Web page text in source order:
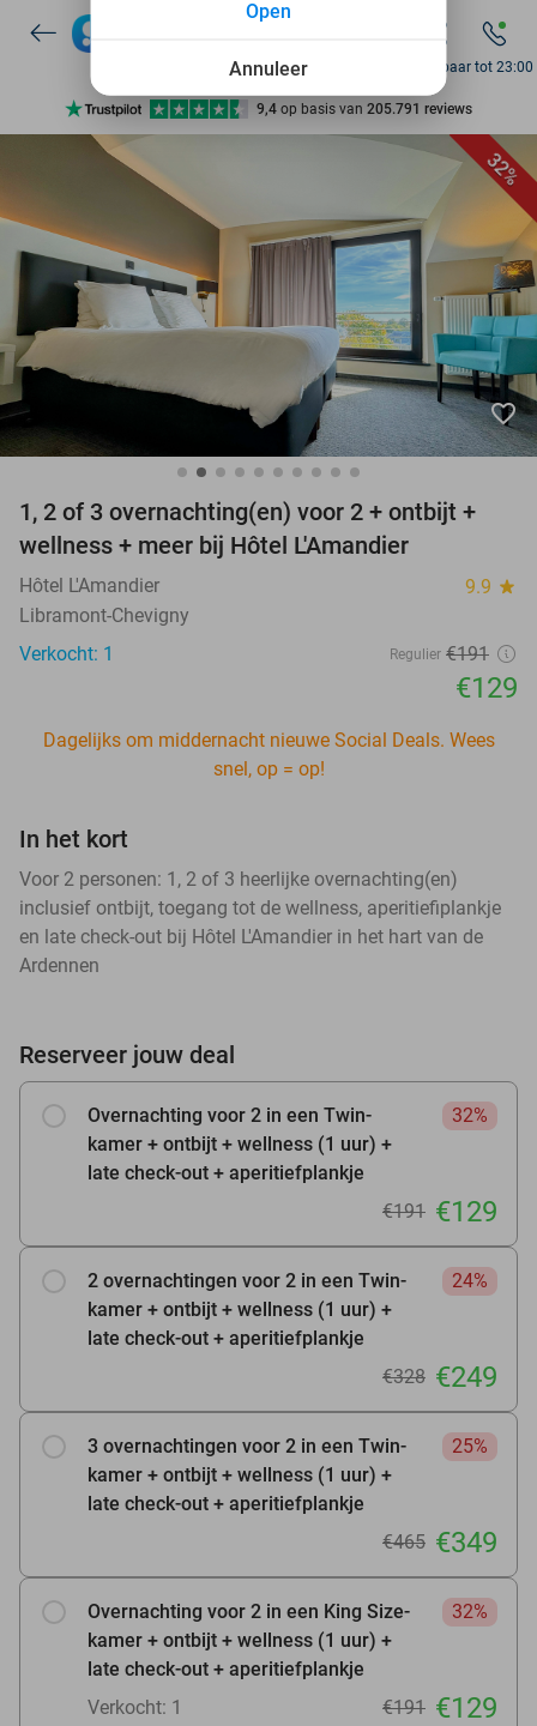
7 dagen per week beschikbaar
10+ miljoen leden
9,4 op basis van 205.791 reviews
10+ miljoen leden
Bereikbaar tot 23:00
32%
favorite_border
1, 2 of 3 overnachting(en) voor 2 + ontbijt +
wellness + meer bij Hôtel L'Amandier
Hôtel L'Amandier 9.9 star
Libramont-Chevigny
Verkocht: 1
Regulier €191
€129
Dagelijks om middernacht nieuwe Social Deals. Wees
snel, op = op!
In het kort
Voor 2 personen: 1, 2 of 3 heerlijke overnachting(en)
inclusief ontbijt, toegang tot de wellness, aperitiefiplankje
en late check-out bij Hôtel L'Amandier in het hart van de
Ardennen
Reserveer jouw deal
Overnachting voor 2 in een Twin-
kamer + ontbijt + wellness (1 uur) +
late check-out + aperitiefplankje
32%
€191 €129
2 overnachtingen voor 2 in een Twin-
kamer + ontbijt + wellness (1 uur) +
late check-out + aperitiefplankje
24%
€328 €249
3 overnachtingen voor 2 in een Twin-
kamer + ontbijt + wellness (1 uur) +
late check-out + aperitiefplankje
25%
€465 €349
Overnachting voor 2 in een King Size-
kamer + ontbijt + wellness (1 uur) +
late check-out + aperitiefplankje
32%
Verkocht: 1 €191 €129
Annuleer
Open